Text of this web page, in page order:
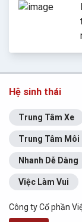
Hệ sinh thái
Trung Tâm Xe
Trung Tâm Môi
Nhanh Dễ Dàng
Việc Làm Vui
Công ty Cổ phần